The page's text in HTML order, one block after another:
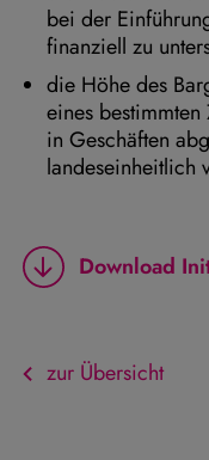
bei der
finanziell zu
die Höhe des
eines
in Geschäften
landeseinheitlich
Download
zur Übersicht